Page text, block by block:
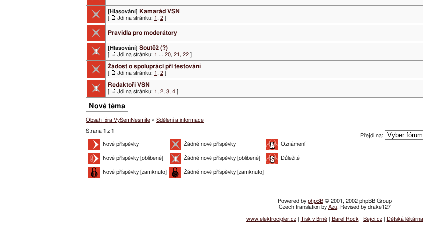
[Hlasování] Kamarád VSN
[ Jdi na stránku: 1 , 2 ]
Pravidla pro moderátory
[Hlasování] Soutěž (?)
[ Jdi na stránku: 1 ... 20, 21 , 22 ]
Žádost o spolupráci při testování
[ Jdi na stránku: 1 , 2 ]
Redaktoři VSN
[ Jdi na stránku: 1 , 2, 3, 4 ]
Přejdi na:
Nové téma
Obsah fóra VySemNesmíte » Sdělení a informace
Strana 1 z 1
Nové příspěvky Žádné nové příspěvky Oznámení
Nové příspěvky [oblíbené] Žádné nové příspěvky [oblíbené] Důležité
Nové příspěvky [zamknuto] Žádné nové příspěvky [zamknuto]
Powered by phpBB© 2001, 2002 phpBB Group
Czech translation by Azu; Revised by drake127
www.elektrocigler.cz| Tisk v Brně| Barel Rock Bejci.cz| Dětská lékárna